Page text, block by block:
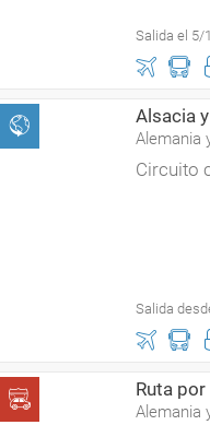
Salida el 5/
Alsacia
Alemania
Circuito
Salida
Ruta
Alemania